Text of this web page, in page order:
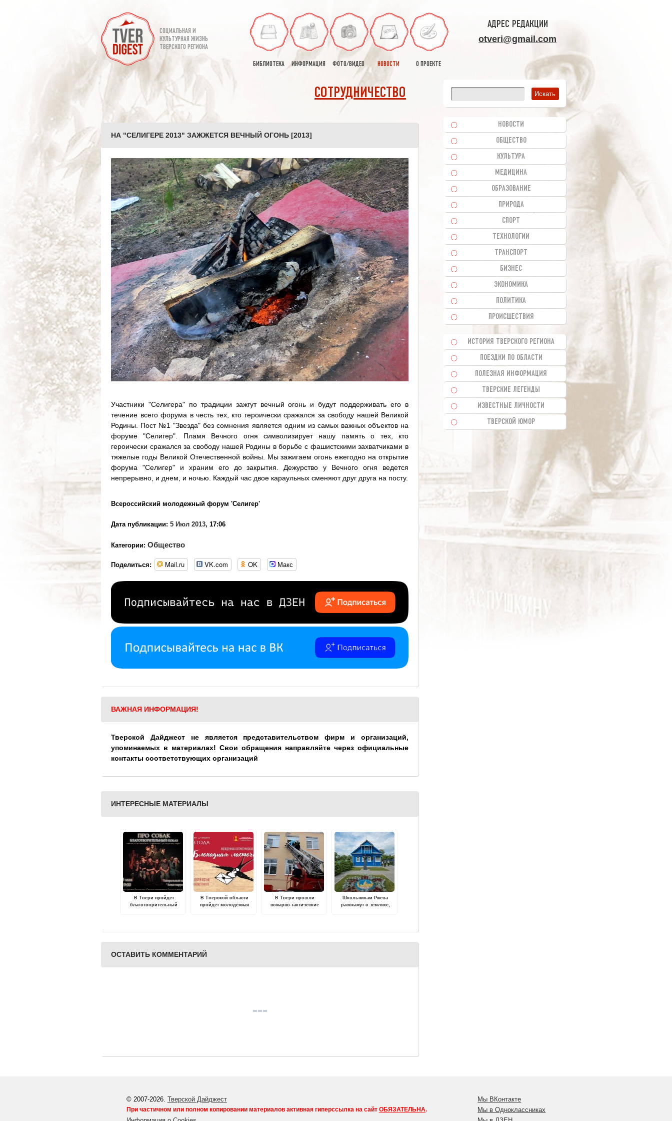
СОЦИАЛЬНАЯ И
КУЛЬТУРНАЯ ЖИЗНЬ
ТВЕРСКОГО РЕГИОНА
БИБЛИОТЕКА ИНФОРМАЦИЯ ФОТО/ВИДЕО НОВОСТИ О ПРОЕКТЕ
АДРЕС РЕДАКЦИИ
otveri@gmail.com
СОТРУДНИЧЕСТВО
НА "СЕЛИГЕРЕ 2013" ЗАЖЖЕТСЯ ВЕЧНЫЙ ОГОНЬ [2013]
Участники "Селигера" по традиции зажгут вечный огонь и будут поддерживать его в
течение всего форума в честь тех, кто героически сражался за свободу нашей Великой
Родины. Пост №1 "Звезда" без сомнения является одним из самых важных объектов на
форуме "Селигер". Пламя Вечного огня символизирует нашу память о тех, кто
героически сражался за свободу нашей Родины в борьбе с фашистскими захватчиками в
тяжелые годы Великой Отечественной войны. Мы зажигаем огонь ежегодно на открытие
форума "Селигер" и храним его до закрытия. Дежурство у Вечного огня ведется
непрерывно, и днем, и ночью. Каждый час двое караульных сменяют друг друга на посту.
Всероссийский молодежный форум 'Селигер'
Дата публикации: 5 Июл 2013, 17:06
Категории: Общество
Поделиться: Mail.ru VK.com OK Макс
ВАЖНАЯ ИНФОРМАЦИЯ!
Тверской Дайджест не является представительством фирм и организаций,
упоминаемых в материалах! Свои обращения направляйте через официальные
контакты соответствующих организаций
ИНТЕРЕСНЫЕ МАТЕРИАЛЫ
В Твери пройдет
благотворительный
защите животных
В Тверской области
пройдет молодежная
В Твери прошли
пожарно-тактические
Школьникам Ржева
расскажут о земляке,
ОСТАВИТЬ КОММЕНТАРИЙ
НОВОСТИ
ОБЩЕСТВО
КУЛЬТУРА
МЕДИЦИНА
ОБРАЗОВАНИЕ
ПРИРОДА
СПОРТ
ТЕХНОЛОГИИ
ТРАНСПОРТ
БИЗНЕС
ЭКОНОМИКА
ПОЛИТИКА
ПРОИСШЕСТВИЯ
ИСТОРИЯ ТВЕРСКОГО РЕГИОНА
ПОЕЗДКИ ПО ОБЛАСТИ
ПОЛЕЗНАЯ ИНФОРМАЦИЯ
ТВЕРСКИЕ ЛЕГЕНДЫ
ИЗВЕСТНЫЕ ЛИЧНОСТИ
ТВЕРСКОЙ ЮМОР
© 2007-2026. Тверской Дайджест
При частичном или полном копировании материалов активная гиперссылка на сайт ОБЯЗАТЕЛЬНА.
Мы ВКонтакте
Мы в Одноклассниках